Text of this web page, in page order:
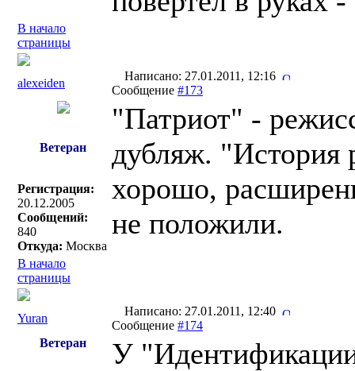
В начало
страницы
alexeiden
Написано: 27.01.2011, 12:16
Сообщение #173
Ветеран
Регистрация:
20.12.2005
Сообщений:
840
Откуда: Москва
"Патриот" -
дубляж. "История
хорошо,
не положили.
В начало
страницы
Yuran
Написано: 27.01.2011, 12:40
Сообщение #174
Ветеран
У